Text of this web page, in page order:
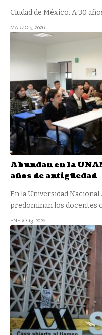
Ciudad de México. A 30
MARZO 5, 2026
Abundan en la
años de antigüedad
En la Universidad
predominan los docentes
ENERO 13, 2026